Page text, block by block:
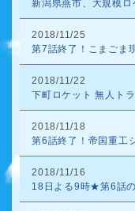
新潟県燕市、大規模ロ
2018/11/25
第7話終了！こまごま
2018/11/22
下町ロケット 無人ト
2018/11/18
第6話終了！帝国重工
2018/11/16
18日よる9時★第6話の